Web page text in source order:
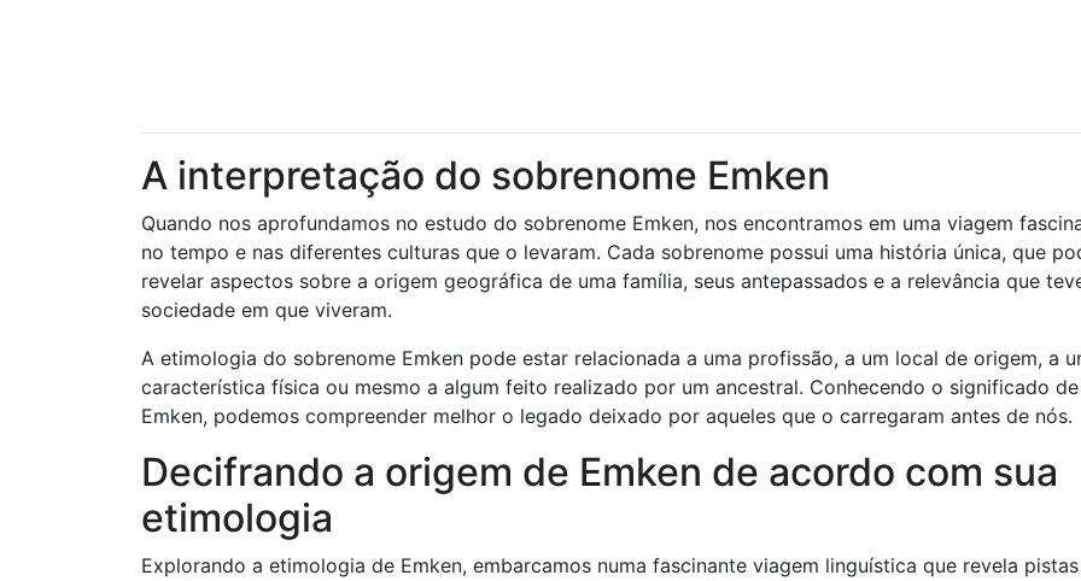
A interpretação do sobrenome Emken
Quando nos aprofundamos no estudo do sobrenome Emken, nos encontramos em uma viagem
no tempo e nas diferentes culturas que o levaram. Cada sobrenome possui uma história única, que
revelar aspectos sobre a origem geográfica de uma família, seus antepassados ​​e a relevância que
sociedade em que viveram.
A etimologia do sobrenome Emken pode estar relacionada a uma profissão, a um local de origem, a
característica física ou mesmo a algum feito realizado por um ancestral. Conhecendo o significado de
Emken, podemos compreender melhor o legado deixado por aqueles que o carregaram antes de nós.
Decifrando a origem de Emken de acordo com sua
etimologia
Explorando a etimologia de Emken, embarcamos numa fascinante viagem linguística que revela